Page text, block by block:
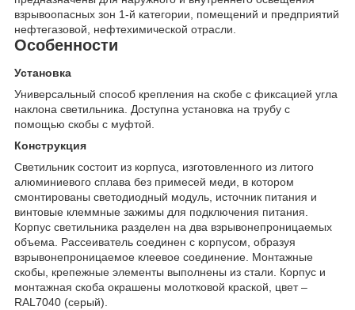
взрывоопасных зон 1-й категории, помещений и предприятий
нефтегазовой, нефтехимической отрасли.
Особенности
Установка
Универсальный способ крепления на скобе с фиксацией угла
наклона светильника. Доступна установка на трубу с
помощью скобы с муфтой.
Конструкция
Светильник состоит из корпуса, изготовленного из литого
алюминиевого сплава без примесей меди, в котором
смонтированы светодиодный модуль, источник питания и
винтовые клеммные зажимы для подключения питания.
Корпус светильника разделен на два взрывонепроницаемых
объема. Рассеиватель соединен с корпусом, образуя
взрывонепроницаемое клеевое соединение. Монтажные
скобы, крепежные элементы выполнены из стали. Корпус и
монтажная скоба окрашены молотковой краской, цвет –
RAL7040 (серый).